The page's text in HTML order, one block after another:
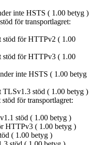
inte HSTS ( 1.00 betyg )
för transportlagret:
stöd för HTTPv2 ( 1.00
stöd för HTTPv3 ( 1.00
inte HSTS ( 1.00 betyg
TLSv1.3 stöd ( 1.00 betyg )
för transportlagret:
stöd ( 1.00 betyg )
HTTPv3 ( 1.00 betyg )
( 1.00 betyg )